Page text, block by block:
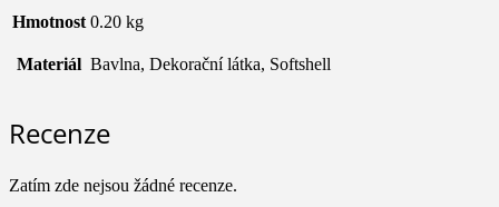
Hmotnost 0.20 kg
Materiál Bavlna, Dekorační látka, Softshell
Recenze
Zatím zde nejsou žádné recenze.